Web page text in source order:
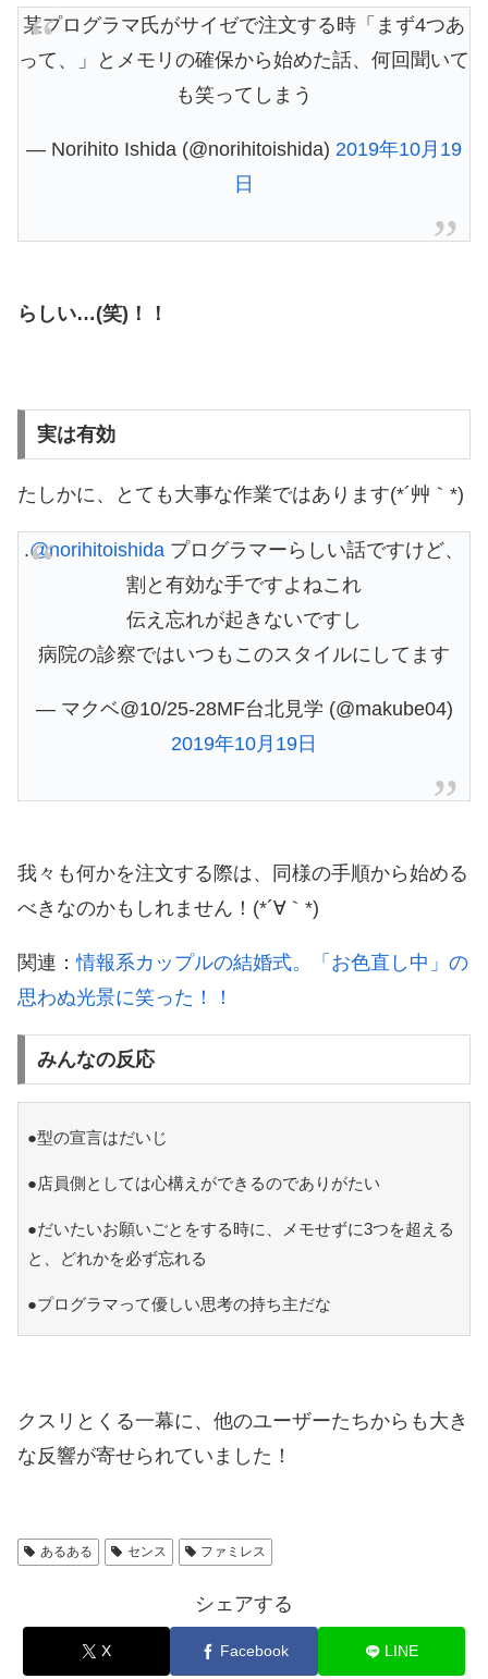
某プログラマ氏がサイゼで注文する時「まず4つあ
って、」とメモリの確保から始めた話、何回聞いて
も笑ってしまう
— Norihito Ishida (@norihitoishida) 2019年10月19
日
らしい…(笑)！！
実は有効
たしかに、とても大事な作業ではあります(*´艸｀*)
.@norihitoishida プログラマーらしい話ですけど、
割と有効な手ですよねこれ
伝え忘れが起きないですし
病院の診察ではいつもこのスタイルにしてます
— マクベ@10/25-28MF台北見学 (@makube04)
2019年10月19日
我々も何かを注文する際は、同様の手順から始める
べきなのかもしれません！(*´∀｀*)
関連：情報系カップルの結婚式。「お色直し中」の
思わぬ光景に笑った！！
みんなの反応
●型の宣言はだいじ
●店員側としては心構えができるのでありがたい
●だいたいお願いごとをする時に、メモせずに3つを超える
と、どれかを必ず忘れる
●プログラマって優しい思考の持ち主だな
クスリとくる一幕に、他のユーザーたちからも大き
な反響が寄せられていました！
あるある センス ファミレス
シェアする
X Facebook LINE